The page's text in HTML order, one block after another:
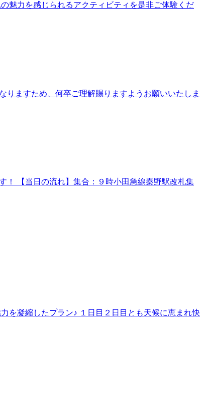
魅力を感じられるアクティビティを是非ご体験くだ
ますため、何卒ご理解賜りますようお願いいたしま
！ 【当日の流れ】集合：９時小田急線秦野駅改札集
を凝縮したプラン♪ １日目２日目とも天候に恵まれ快